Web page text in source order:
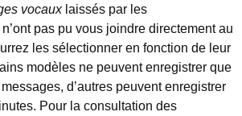
vocauxlaissés par les
pas pu vous joindre directement au
les sélectionner en fonction de leur
modèles ne peuvent enregistrer que
d’autres peuvent enregistrer
Pour la consultation des